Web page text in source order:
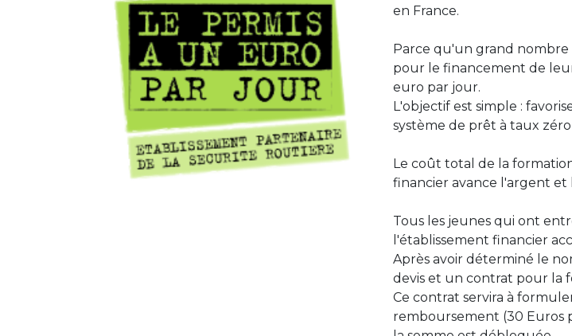
en France.
Parce qu'un grand nombre
pour le financement de
euro par jour.
L'objectif est simple :
système de prêt à taux
Le coût total de la
financier avance l'argent et
Tous les jeunes qui ont
l'établissement financier
Après avoir déterminé le
devis et un contrat pour la
Ce contrat servira à
remboursement (30 Euros